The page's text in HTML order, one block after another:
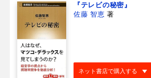
『テレビの秘密』
佐藤 智恵 著
ネット書店で購入する